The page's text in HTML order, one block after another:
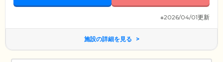
※2026/04/01更新
施設の詳細を見る